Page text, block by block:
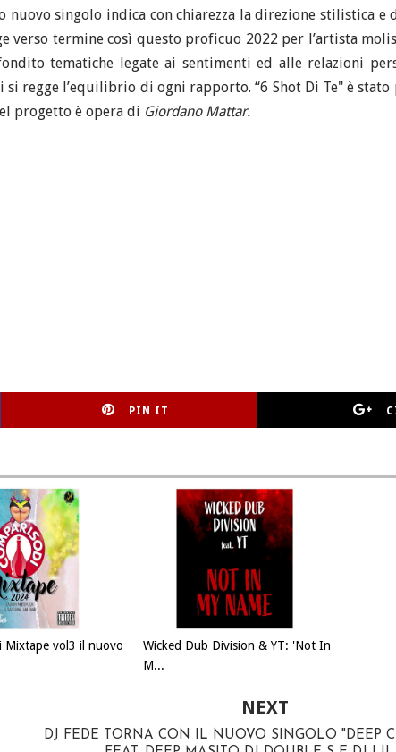
singolo indica con chiarezza la direzione stilistica e
verso termine così questo proficuo 2022 per l’artista
tematiche legate ai sentimenti ed alle relazioni
regge l’equilibrio di ogni rapporto. “6 Shot Di Te" è
progetto è opera di Giordano Mattar.
PIN IT
Mixtape vol3 il nuovo
Wicked Dub Division & YT: 'Not In
M...
NEXT
DJ FEDE TORNA CON IL NUOVO SINGOLO "DEEP